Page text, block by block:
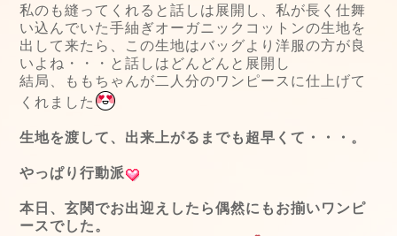
私のも縫ってくれると話しは展開し、私が長く仕舞
い込んでいた手紬ぎオーガニックコットンの生地を
出して来たら、この生地はバッグより洋服の方が良
いよね・・・と話しはどんどんと展開し
結局、ももちゃんが二人分のワンピースに仕上げて
くれました
生地を渡して、出来上がるまでも超早くて・・・。
やっぱり行動派
本日、玄関でお出迎えしたら偶然にもお揃いワンピ
ースでした。